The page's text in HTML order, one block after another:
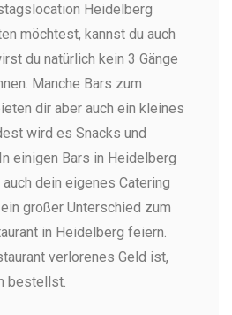
Heidelberg
möchtest, kannst du auch
du natürlich kein 3 Gänge
Manche Bars zum
dir aber auch ein kleines
wird es Snacks und
einigen Bars in Heidelberg
dein eigenes Catering
großer Unterschied zum
in Heidelberg feiern.
verlorenes Geld ist,
bestellst.